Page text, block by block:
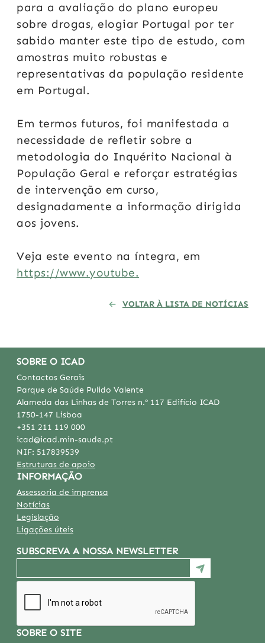
para a avaliação do plano europeu
sobre drogas, elogiar Portugal por ter
sabido manter este tipo de estudo, com
amostras muito robustas e
representativas da população residente
em Portugal.
Em termos futuros, foi manifestada a
necessidade de refletir sobre a
metodologia do Inquérito Nacional à
População Geral e reforçar estratégias
de intervenção em curso,
designadamente a informação dirigida
aos jovens.
Veja este evento na íntegra, em
https://www.youtube.
VOLTAR À LISTA DE NOTÍCIAS
SOBRE O ICAD
Contactos Gerais
Parque de Saúde Pulido Valente
Alameda das Linhas de Torres n.º 117 Edifício ICAD
1750-147 Lisboa
+351 211 119 000
icad@icad.min-saude.pt
NIF: 517839539
Estruturas de apoio
INFORMAÇÃO
Assessoria de imprensa
Notícias
Legislação
Ligações úteis
SUBSCREVA A NOSSA NEWSLETTER
SOBRE O SITE